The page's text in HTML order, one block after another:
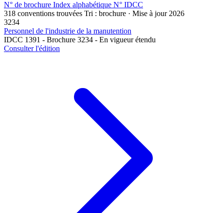
N° de brochure Index alphabétique N° IDCC
318 conventions trouvées Tri : brochure · Mise à jour 2026
3234
Personnel de l'industrie de la manutention
IDCC 1391 - Brochure 3234 - En vigueur étendu
Consulter l'édition